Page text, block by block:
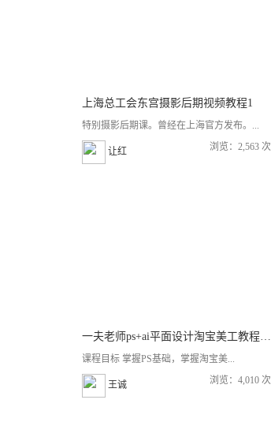
上海总工会东宫摄影后期视频教程1
特别摄影后期课。曾经在上海官方发布。...
让红 浏览：2,563 次
一夫老师ps+ai平面设计淘宝美工教程零基础入门到实战全套自学CC视频课程
课程目标 掌握PS基础，掌握淘宝美...
王诚 浏览：4,010 次